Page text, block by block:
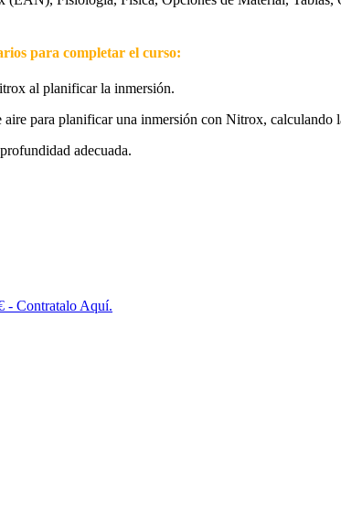
para completar el curso:
al planificar la inmersión.
aire para planificar una inmersión con Nitrox, calculando
adecuada.
- Contratalo Aquí.